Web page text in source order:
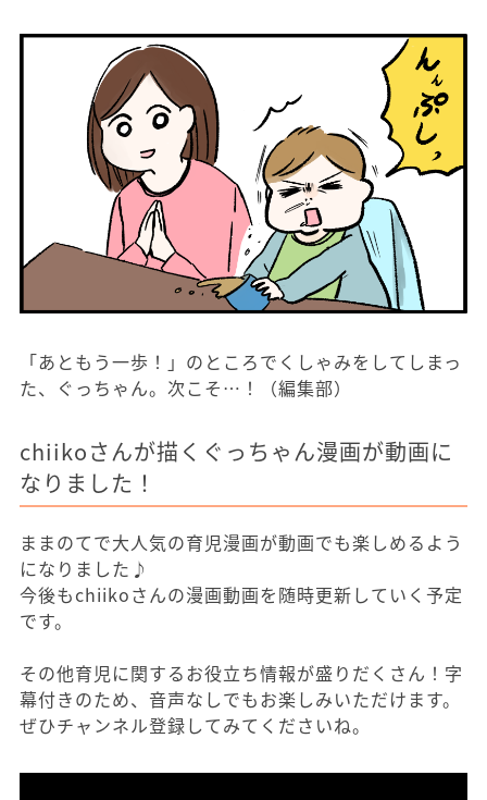
「あともう一歩！」のところでくしゃみをしてしまっ
た、ぐっちゃん。次こそ…！（編集部）
chiikoさんが描くぐっちゃん漫画が動画に
なりました！
ままのてで大人気の育児漫画が動画でも楽しめるよう
になりました♪
今後もchiikoさんの漫画動画を随時更新していく予定
です。
その他育児に関するお役立ち情報が盛りだくさん！字
幕付きのため、音声なしでもお楽しみいただけます。
ぜひチャンネル登録してみてくださいね。